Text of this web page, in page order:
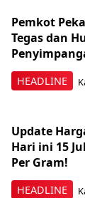
HEADLINE
Pemkot
Tegas dan
HEADLINE
Update
Hari ini 15
Per Gram!